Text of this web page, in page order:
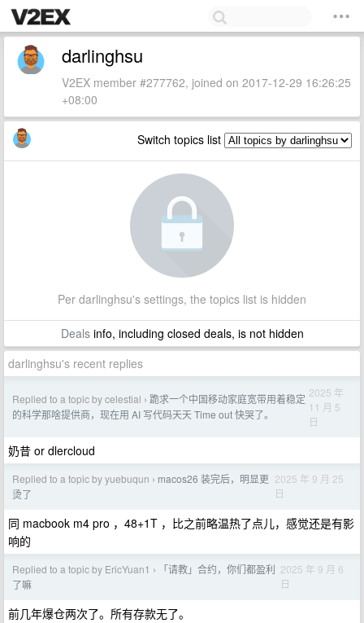
darlinghsu
V2EX member #277762, joined on 2017-12-29 16:26:25
+08:00
Switch topics list
Per darlinghsu's settings, the topics list is hidden
Dealsinfo, including closed deals, is not hidden
darlinghsu's recent replies
Replied to a topic by celestial › 跪求一个中国移动家庭宽带用着稳定
的科学那啥提供商，现在用 AI 写代码天天 Time out 快哭了。
2025 年
11 月 5
日
奶昔 or dlercloud
Replied to a topic by yuebuqun › macos26 装完后，明显更
烫了
2025 年 9 月 25
日
同 macbook m4 pro ，48+1T ，比之前略温热了点儿，感觉还是有影
响的
Replied to a topic by EricYuan1 ›
「请教」合约，你们都盈利
了嘛
2025 年 9 月 6
日
前几年爆仓两次了。所有存款无了。